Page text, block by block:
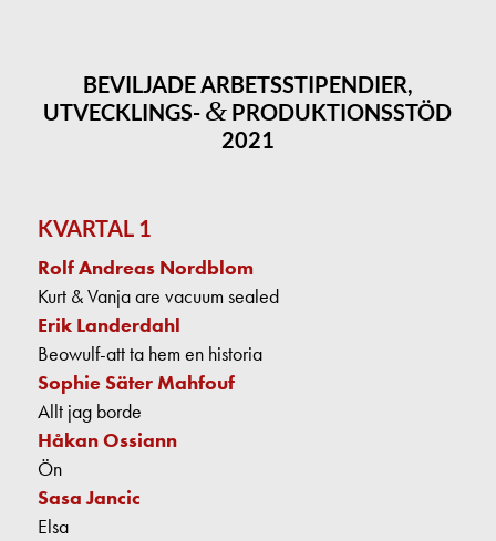
BEVILJADE ARBETSSTIPENDIER,
UTVECKLINGS- & PRODUKTIONSSTÖD
2021
KVARTAL 1
Rolf Andreas Nordblom
Kurt & Vanja are vacuum sealed
Erik Landerdahl
Beowulf-att ta hem en historia
Sophie Säter Mahfouf
Allt jag borde
Håkan Ossiann
Ön
Sasa Jancic
Elsa